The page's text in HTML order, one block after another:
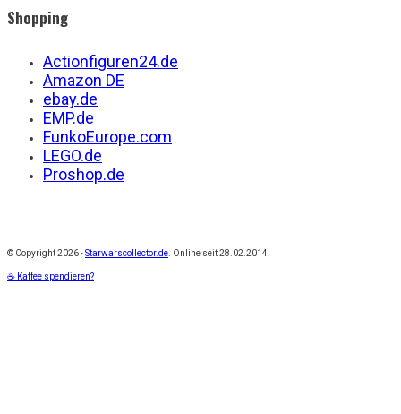
Shopping
Actionfiguren24.de
Amazon DE
ebay.de
EMP.de
FunkoEurope.com
LEGO.de
Proshop.de
© Copyright2026 -Starwarscollector.de . Online seit 28.02.2014.
☕ Kaffee spendieren?